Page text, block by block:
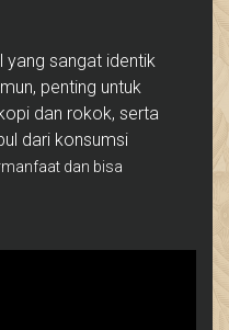
yang sangat identik
penting untuk
dan rokok, serta
dari konsumsi
dan bisa